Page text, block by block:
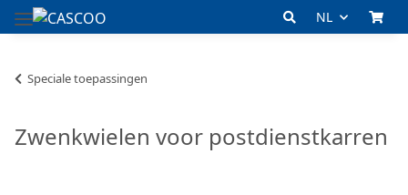
NL
Speciale toepassingen
Zwenkwielen voor postdienstkarren